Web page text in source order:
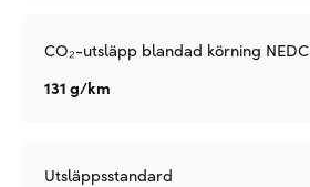
CO₂-utsläpp blandad körning NEDC
131 g/km
Utsläppsstandard